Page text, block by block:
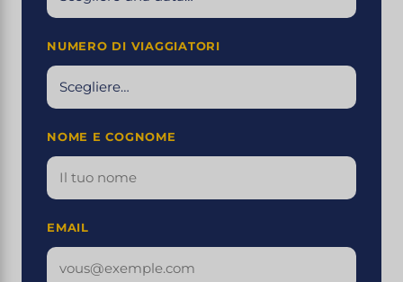
NUMERO DI VIAGGIATORI
NOME E COGNOME
EMAIL